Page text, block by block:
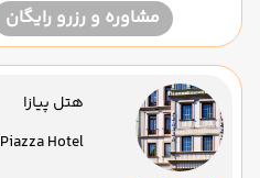
مشاوره و رزرو رایگان
هتل پیازا
Piazza Hotel